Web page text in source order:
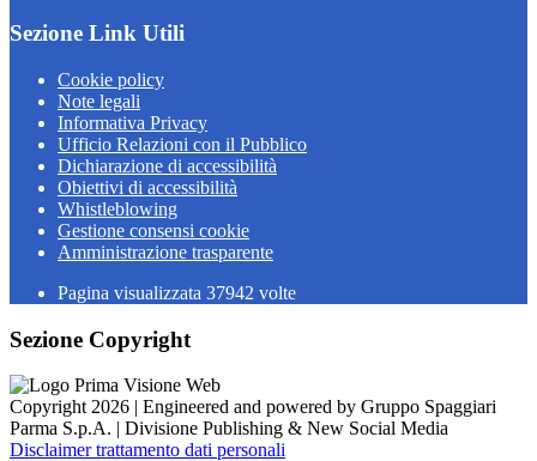
Sezione Link Utili
Cookie policy
Note legali
Informativa Privacy
Ufficio Relazioni con il Pubblico
Dichiarazione di accessibilità
Obiettivi di accessibilità
Whistleblowing
Gestione consensi cookie
Amministrazione trasparente
Pagina visualizzata 37942 volte
Sezione Copyright
Copyright 2026 | Engineered and powered by Gruppo Spaggiari
Parma S.p.A. | Divisione Publishing & New Social Media
Disclaimer trattamento dati personali